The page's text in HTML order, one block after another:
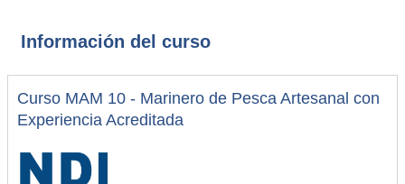
Información del curso
Curso MAM 10 - Marinero de Pesca Artesanal con
Experiencia Acreditada